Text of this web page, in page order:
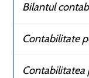
Bilantul
Contabilitate
Contabilitatea